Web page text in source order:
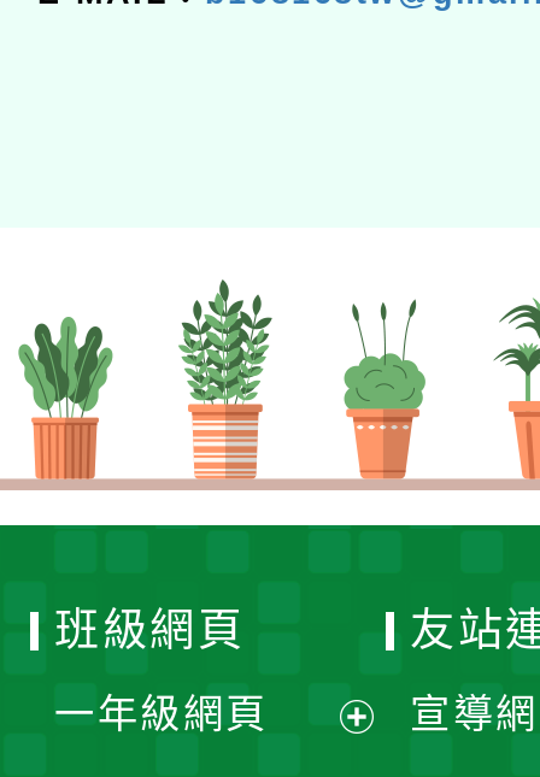
班級網頁
一年級網頁
友站
宣導